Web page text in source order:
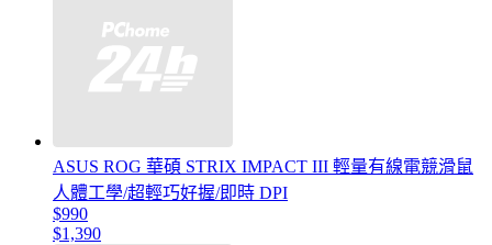
ASUS ROG 華碩 STRIX IMPACT III 輕量有線電競滑鼠
人體工學/超輕巧好握/即時 DPI
$990
$1,390